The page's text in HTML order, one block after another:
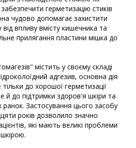
герметизацію стиків
чудово допомагає захистити
від впливу вмісту кишечника та
прилягання пластини мішка до
містить у своєму складі
адгезив, основна дія
до хорошої герметизації
й до підтримки здоров'я шкіри та
ранок. Застосування цього засобу
років дозволило значно
які мають великі проблеми